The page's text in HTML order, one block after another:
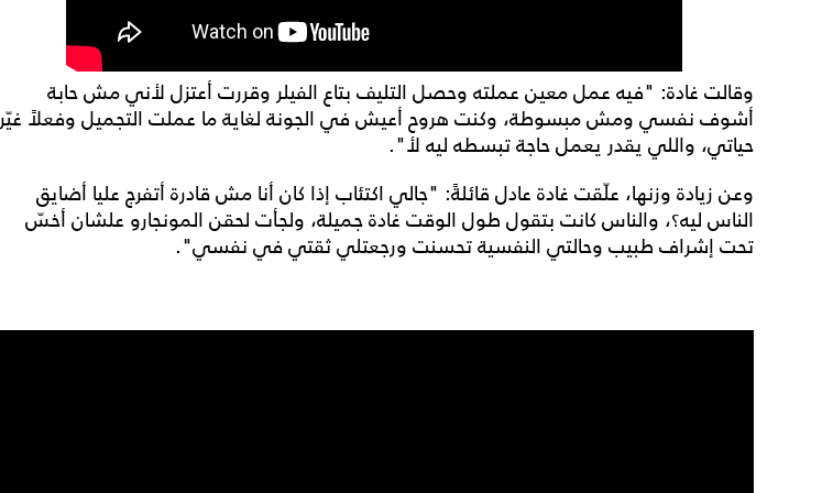
وقالت غادة: "فيه عمل معين عملته وحصل التليف بتاع الفيلر وقررت أعتزل لأني مش حابة
أشوف نفسي ومش مبسوطة، وكنت هروح أعيش في الجونة لغاية ما عملت التجميل وفعلاً غيّر
حياتي، واللي يقدر يعمل حاجة تبسطه ليه لأ".
وعن زيادة وزنها، علّقت غادة عادل قائلةً: "جالي اكتئاب إذا كان أنا مش قادرة أتفرج عليا أضايق
الناس ليه؟، والناس كانت بتقول طول الوقت غادة جميلة، ولجأت لحقن المونجارو علشان أخسّ
تحت إشراف طبيب وحالتي النفسية تحسنت ورجعتلي ثقتي في نفسي".